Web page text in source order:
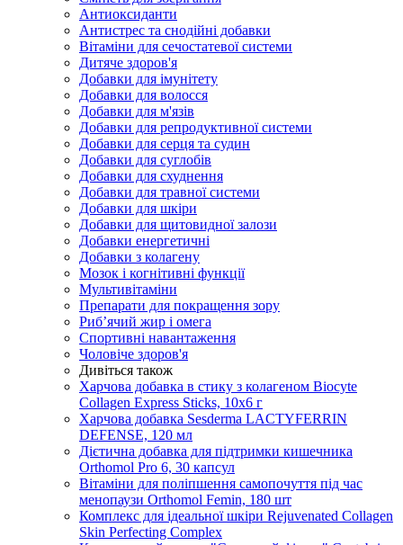
Антиоксиданти
Антистрес та снодійні добавки
Вітаміни для сечостатевої системи
Дитяче здоров'я
Добавки для імунітету
Добавки для волосся
Добавки для м'язів
Добавки для репродуктивної системи
Добавки для серця та судин
Добавки для суглобів
Добавки для схуднення
Добавки для травної системи
Добавки для шкіри
Добавки для щитовидної залози
Добавки енергетичні
Добавки з колагену
Мозок і когнітивні функції
Мультивітаміни
Препарати для покращення зору
Риб’ячий жир і омега
Спортивні навантаження
Чоловіче здоров'я
Дивіться також
Харчова добавка в стику з колагеном Biocyte
Collagen Express Sticks, 10х6 г
Харчова добавка Sesderma LACTYFERRIN
DEFENSE, 120 мл
Дієтична добавка для підтримки кишечника
Orthomol Pro 6, 30 капсул
Вітаміни для поліпшення самопочуття під час
менопаузи Orthomol Femin, 180 шт
Комплекс для ідеальної шкіри Rejuvenated Сollagen
Skin Perfecting Complex